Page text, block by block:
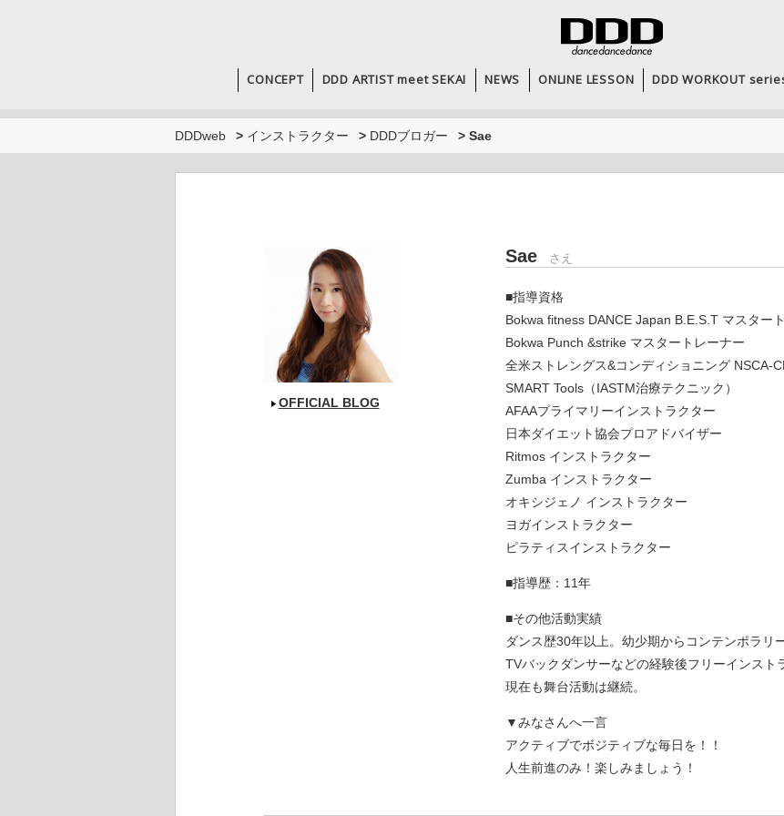
CONCEPT DDD ARTIST meet SEKAI NEWS ONLINE LESSON DDD WORKOUT
DDDweb > インストラクター > DDDブロガー > Sae
OFFICIAL BLOG
Sae さえ
■指導資格
Bokwa fitness DANCE Japan B.E.S.T マスター
Bokwa Punch &strike マスタートレーナー
全米ストレングス&コンディショニング NSCA-
SMART Tools（IASTM治療テクニック）
AFAAプライマリーインストラクター
日本ダイエット協会プロアドバイザー
Ritmos インストラクター
Zumba インストラクター
オキシジェノ インストラクター
ヨガインストラクター
ピラティスインストラクター
■指導歴：11年
■その他活動実績
ダンス歴30年以上。幼少期からコンテンポラリ
TVバックダンサーなどの経験後フリーインスト
現在も舞台活動は継続。
▼みなさんへ一言
アクティブでボジティブな毎日を！！
人生前進のみ！楽しみましょう！